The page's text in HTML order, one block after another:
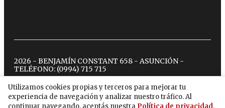
Utilizamos cookies propias y terceros para mejorar tu
experiencia de navegación y analizar nuestro tráfico. Al
continuar navegando, aceptás nuestra Política de privacidad .
2026 - BENJAMÍN CONSTANT 658 - ASUNCIÓN -
TELÉFONO: (0994) 715 715
twitterinstagram
facebook
tiktokyoutubespotify